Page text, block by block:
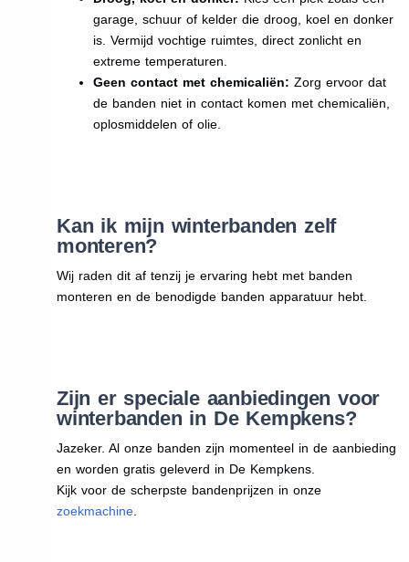
garage, schuur of kelder die droog, koel en donker
is. Vermijd vochtige ruimtes, direct zonlicht en
extreme temperaturen.
Geen contact met chemicaliën: Zorg ervoor dat
de banden niet in contact komen met chemicaliën,
oplosmiddelen of olie.
Kan ik mijn winterbanden zelf
monteren?
Wij raden dit af tenzij je ervaring hebt met banden
monteren en de benodigde banden apparatuur hebt.
Zijn er speciale aanbiedingen voor
winterbanden in De Kempkens?
Jazeker. Al onze banden zijn momenteel in de aanbieding
en worden gratis geleverd in De Kempkens.
Kijk voor de scherpste bandenprijzen in onze
zoekmachine.